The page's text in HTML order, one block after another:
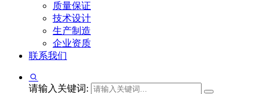
质量保证
技术设计
生产制造
企业资质
联系我们
请输入关键词: